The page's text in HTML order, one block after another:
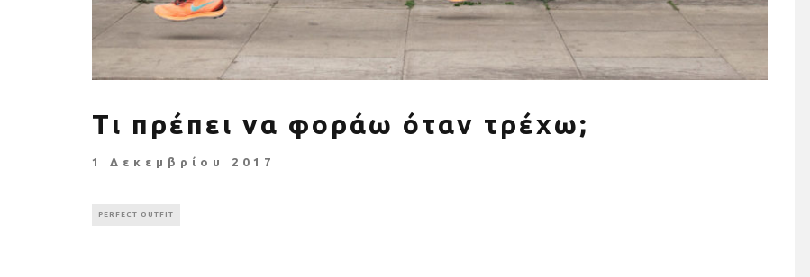
Τι πρέπει να φοράω όταν τρέχω;
1 Δεκεμβρίου 2017
PERFECT OUTFIT
Πέθανε ο «πατέρας του
αιώνα», Dick Hoyt που έτρεχε
με τον ανάπηρο γιο του
Αύξηση ζήτησης σε όργανα
γυμναστικής για το σπίτι (+τι
να προσέξεις)
Τρέχουμε όλοι για όλους: Η
Stoiximan Wheels Of Change
στέλνει ένα ηχηρό μήνυμα για
Ημιμαραθώνιο της Αθήνας